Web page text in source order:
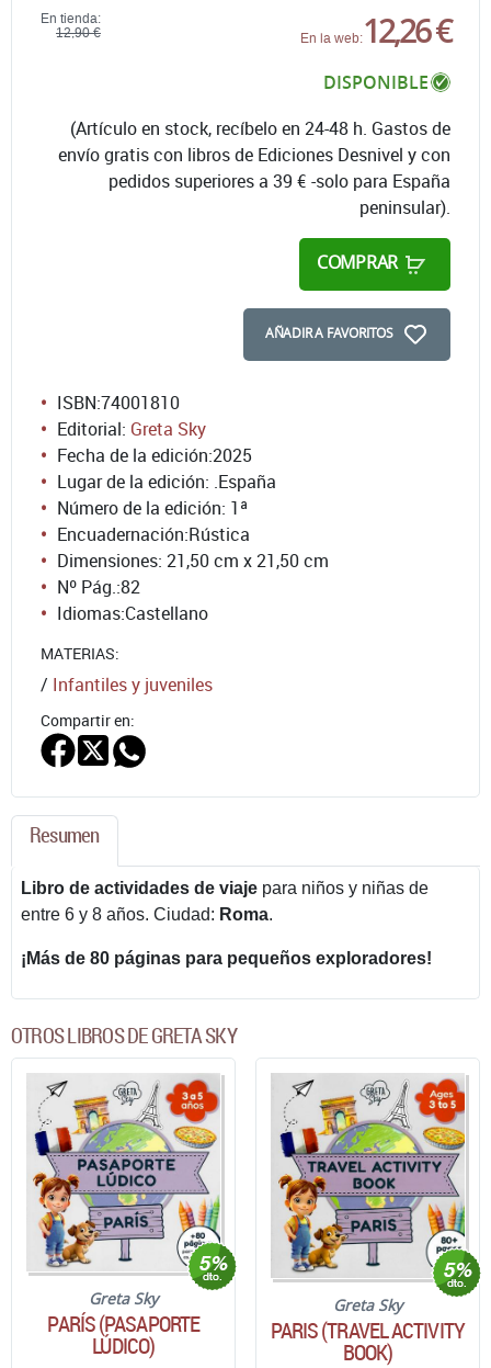
En tienda:
12,90 €
En la web:12,26 €
DISPONIBLE
(Artículo en stock, recíbelo en 24-48 h. Gastos de
envío gratis con libros de Ediciones Desnivel y con
pedidos superiores a 39 € -solo para España
peninsular).
COMPRAR
AÑADIR A FAVORITOS
ISBN:74001810
Editorial: Greta Sky
Fecha de la edición:2025
Lugar de la edición: .España
Número de la edición: 1ª
Encuadernación:Rústica
Dimensiones: 21,50 cm x 21,50 cm
Nº Pág.:82
Idiomas:Castellano
MATERIAS:
/ Infantiles y juveniles
Compartir en:
Resumen
Libro de actividades de viaje para niños y niñas de
entre 6 y 8 años. Ciudad: Roma.
¡Más de 80 páginas para pequeños exploradores!
OTROS LIBROS DE GRETA SKY
Greta Sky
PARÍS (PASAPORTE
LÚDICO)
Greta Sky
PARIS (TRAVEL ACTIVITY
BOOK)